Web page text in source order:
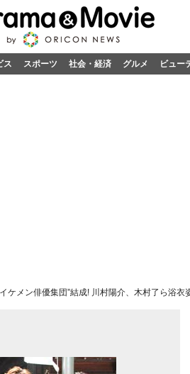
ス スポーツ 社会・経済 グルメ ビュー
ケメン俳優集団”結成! 川村陽介、木村了ら浴衣